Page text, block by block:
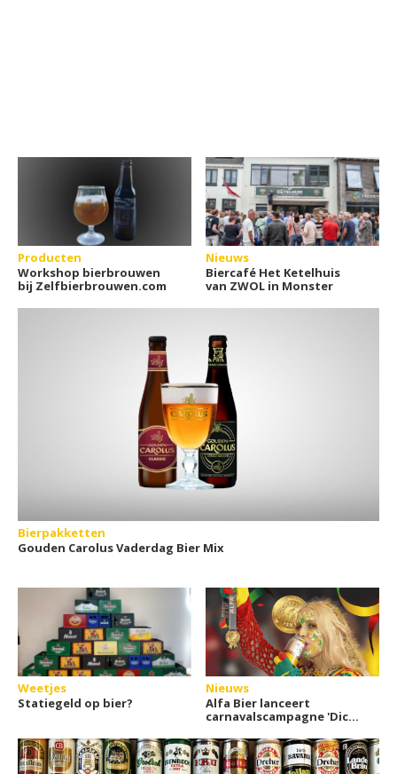
Producten
Workshop bierbrouwen
bij Zelfbierbrouwen.com
Nieuws
Biercafé Het Ketelhuis
van ZWOL in Monster
Bierpakketten
Gouden Carolus Vaderdag Bier Mix
Weetjes
Statiegeld op bier?
Nieuws
Alfa Bier lanceert
carnavalscampagne 'Dich